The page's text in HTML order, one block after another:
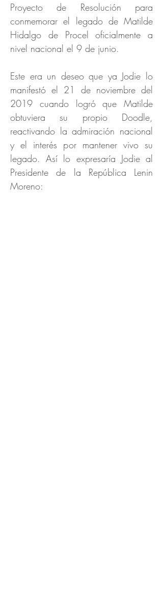
Proyecto de Resolución para
conmemorar el legado de Matilde
Hidalgo de Procel oficialmente a
nivel nacional el 9 de junio.
Este era un deseo que ya Jodie lo
manifestó el 21 de noviembre del
2019 cuando logró que Matilde
obtuviera su propio Doodle,
reactivando la admiración nacional
y el interés por mantener vivo su
legado. Así lo expresaría Jodie al
Presidente de la República Lenin
Moreno: